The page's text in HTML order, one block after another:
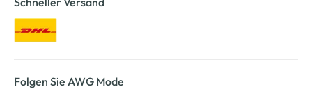
Folgen Sie AWG Mode